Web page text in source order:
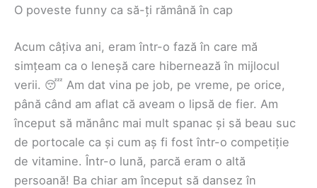
O poveste funny ca să-ți rămână în cap
Acum câțiva ani, eram într-o fază în care mă
simțeam ca o leneșă care hibernează în mijlocul
verii. 😴 Am dat vina pe job, pe vreme, pe orice,
până când am aflat că aveam o lipsă de fier. Am
început să mănânc mai mult spanac și să beau suc
de portocale ca și cum aș fi fost într-o competiție
de vitamine. Într-o lună, parcă eram o altă
persoană! Ba chiar am început să dansez în